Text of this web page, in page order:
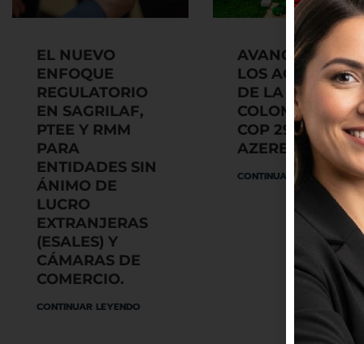
EL NUEVO
ENFOQUE
REGULATORIO
EN SAGRILAF,
PTEE Y RMM
PARA
ENTIDADES SIN
ÁNIMO DE
LUCRO
EXTRANJERAS
(ESALES) Y
CÁMARAS DE
COMERCIO.
CONTINUAR LEYENDO
AVANCES EN
LOS ACUERDOS
DE LA COP 16 DE
COLOMBIA Y LA
COP 29 DE
AZERBAIYÁN
CONTINUAR LEYENDO